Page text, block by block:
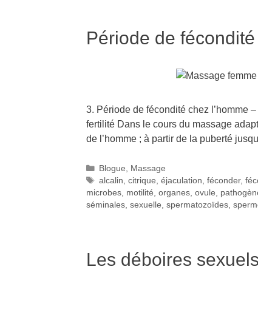
Période de fécondité
3. Période de fécondité chez l’homme
fertilité Dans le cours du massage
de l’homme ; à partir de la puberté
Blogue, Massage
alcalin,citrique,éjaculation,féconder,
microbes, motilité, organes, ovule,
séminales, sexuelle, spermatozoïdes,
Les déboires sexuels